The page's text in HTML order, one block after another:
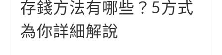
存錢方法有哪些？5方式
為你詳細解說